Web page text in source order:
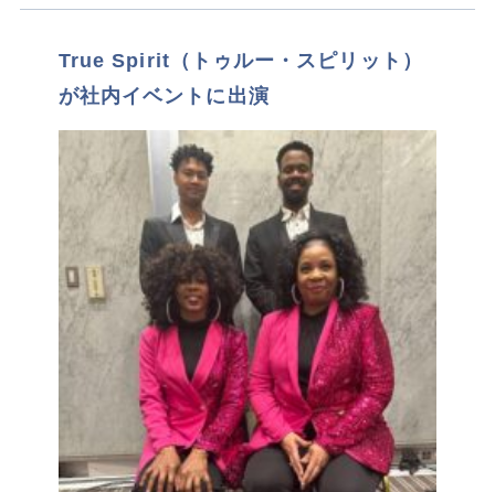
True Spirit（トゥルー・スピリット）
が社内イベントに出演